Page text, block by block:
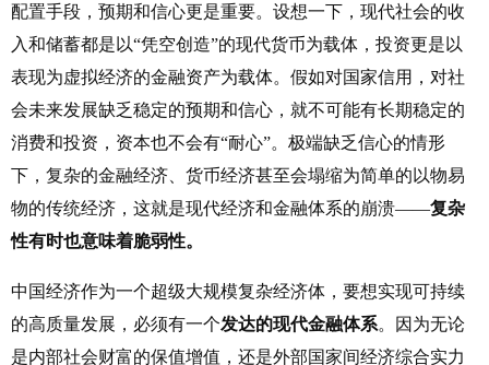
配置手段，预期和信心更是重要。设想一下，现代社会的收
入和储蓄都是以“凭空创造”的现代货币为载体，投资更是以
表现为虚拟经济的金融资产为载体。假如对国家信用，对社
会未来发展缺乏稳定的预期和信心，就不可能有长期稳定的
消费和投资，资本也不会有“耐心”。极端缺乏信心的情形
下，复杂的金融经济、货币经济甚至会塌缩为简单的以物易
物的传统经济，这就是现代经济和金融体系的崩溃——复杂
性有时也意味着脆弱性。
中国经济作为一个超级大规模复杂经济体，要想实现可持续
的高质量发展，必须有一个发达的现代金融体系。因为无论
是内部社会财富的保值增值，还是外部国家间经济综合实力